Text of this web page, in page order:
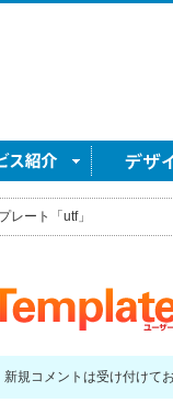
レート「utf」
規コメントは受け付けて